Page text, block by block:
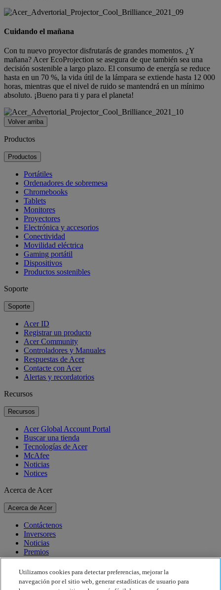
Cuidando el mañana
Con tu nuevo proyector disfrutarás de grandes momentos. ¿Y
mañana? Acer EcoProjection se asegura de que también sea una
decisión sostenible a largo plazo. El consumo de energía se reduce
hasta en un 70 %, la vida útil de la lámpara se extiende hasta 12 000
horas, mientras que el nivel de ruido se mantendrá en un mínimo
absoluto. ¡Bueno para ti y para el planeta!
Volver arriba
Productos
Productos
Portátiles
Ordenadores de sobremesa
Chromebooks
Tablets
Monitores
Proyectores
Electrónica y accesorios
Conectividad
Movilidad eléctrica
Gaming portátil
Dispositivos
Productos sostenibles
Soporte
Soporte
Acer ID
Registrar un producto
Acer Community
Controladores y Manuales
Respuestas de Acer
Contacte con Acer
Alertas y recordatorios
Recursos
Recursos
Acer Global Account Portal
Buscar una tienda
Tecnologías de Acer
McAfee
Noticias
Notices
Acerca de Acer
Acerca de Acer
Contáctenos
Inversores
Noticias
Premios
Eventos
Sostenibilidad
Utilizamos cookies para detectar preferencias, mejorar la
navegación por el sitio web, generar estadísticas de usuario para